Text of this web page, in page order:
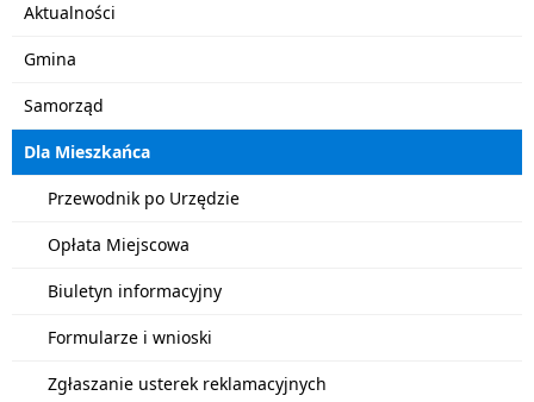
Aktualności
Gmina
Samorząd
Dla Mieszkańca
Przewodnik po Urzędzie
Opłata Miejscowa
Biuletyn informacyjny
Formularze i wnioski
Zgłaszanie usterek reklamacyjnych